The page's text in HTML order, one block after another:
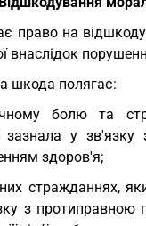
право на
внаслідок
шкода полягає:
болю та
зазнала у зв'язку
здоров'я;
стражданнях,
з протиправною